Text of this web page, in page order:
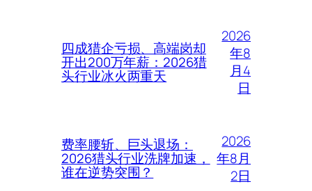
四成猎企亏损、高端岗却
开出200万年薪：2026猎
头行业冰火两重天
2026
年8
月4
日
费率腰斩、巨头退场：
2026猎头行业洗牌加速，
谁在逆势突围？
2026
年8月
2日